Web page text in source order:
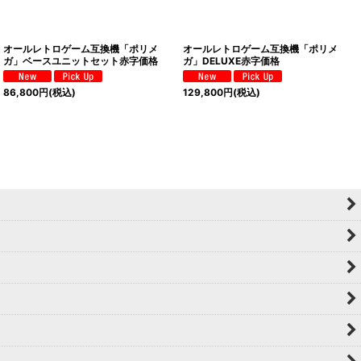
オールレトロゲーム互換機「ポリメ
ガ」ベースユニットセット赤字価格
86,800円(税込)
オールレトロゲーム互換機「ポリメ
ガ」DELUXE赤字価格
129,800円(税込)